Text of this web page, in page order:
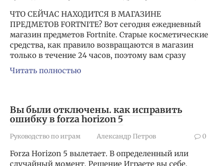
ЧТО СЕЙЧАС НАХОДИТСЯ В МАГАЗИНЕ
ПРЕДМЕТОВ FORTNITE? Вот сегодня ежедневный
магазин предметов Fortnite. Старые косметические
средства, как правило возвращаются в магазин
только в течение 24 часов, поэтому вам сразу
Читать полностью
Вы были отключены. как исправить
ошибку в forza horizon 5
Руководство по играм Александр Петров 0
Forza Horizon 5 вылетает. В определенный или
случайный момент. Решение Играете вы себе,